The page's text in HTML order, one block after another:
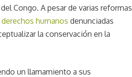
Congo. A pesar de varias reformas
humanos denunciadas
la conservación en la
un llamamiento a sus